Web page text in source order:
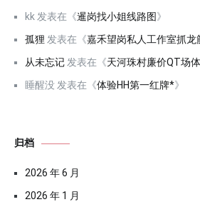
kk 发表在《暹岗找小姐线路图》
孤狸 发表在《嘉禾望岗私人工作室抓龙
从未忘记 发表在《天河珠村廉价QT场
睡醒没 发表在《体验HH第一红牌*》
归档
2026 年 6 月
2026 年 1 月